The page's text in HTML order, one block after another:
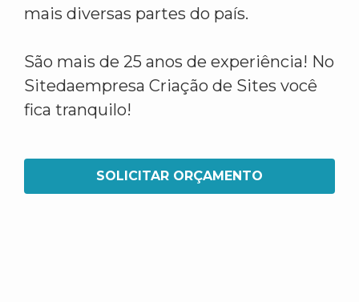
mais diversas partes do país.
São mais de 25 anos de experiência! No
Sitedaempresa Criação de Sites você
fica tranquilo!
SOLICITAR ORÇAMENTO